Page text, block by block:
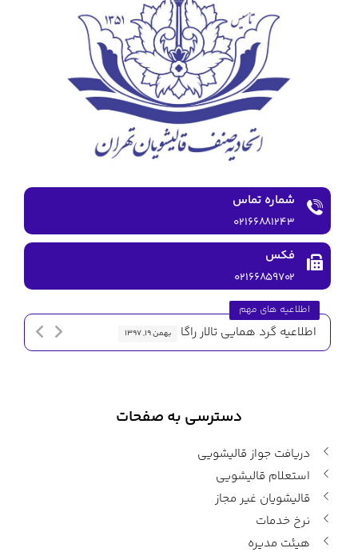
شماره تماس
۰۲۱۶۶۸۸۱۲۴۳
فکس
۰۲۱۶۶۸۵۹۷۰۲
اطلاعیه های مهم
اطلاعیه گرد همایی تالار راگا بهمن ۱۹, ۱۳۹۷
دسترسی به صفحات
دریافت جواز قالیشویی
استعلام قالیشویی
قالیشویان غیر مجاز
نرخ خدمات
هیئت مدیره